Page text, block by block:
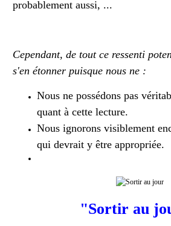
probablement aussi, ...
Cependant, de tout ce ressenti
s'en étonner puisque nous ne :
Nous ne possédons pas
quant à cette lecture.
Nous ignorons visiblement
qui devrait y être appropriée.
"Sortir au